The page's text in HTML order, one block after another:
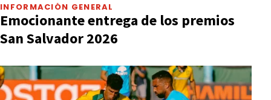
INFORMACIÓN GENERAL
Emocionante entrega de los premios
San Salvador 2026